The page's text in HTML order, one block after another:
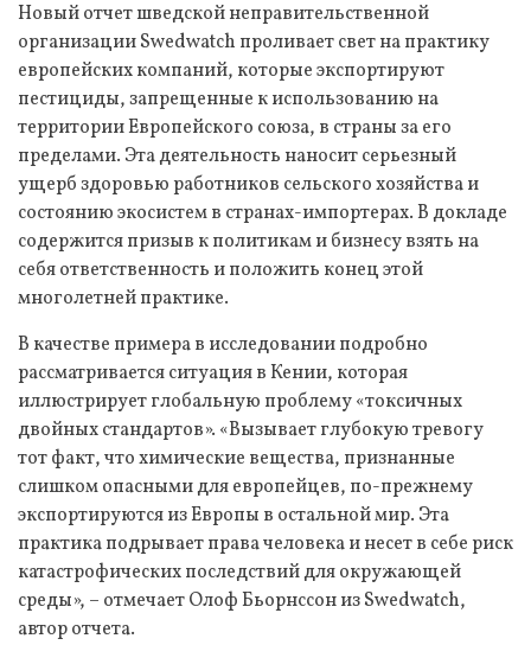
Новый отчет шведской неправительственной
организации Swedwatch проливает свет на практику
европейских компаний, которые экспортируют
пестициды, запрещенные к использованию на
территории Европейского союза, в страны за его
пределами. Эта деятельность наносит серьезный
ущерб здоровью работников сельского хозяйства и
состоянию экосистем в странах-импортерах. В докладе
содержится призыв к политикам и бизнесу взять на
себя ответственность и положить конец этой
многолетней практике.
В качестве примера в исследовании подробно
рассматривается ситуация в Кении, которая
иллюстрирует глобальную проблему «токсичных
двойных стандартов». «Вызывает глубокую тревогу
тот факт, что химические вещества, признанные
слишком опасными для европейцев, по-прежнему
экспортируются из Европы в остальной мир. Эта
практика подрывает права человека и несет в себе риск
катастрофических последствий для окружающей
среды», – отмечает Олоф Бьорнссон из Swedwatch,
автор отчета.